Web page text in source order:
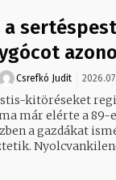
Csrefkó Judit
kitöréseket
már elérte a
a gazdákat
betartására